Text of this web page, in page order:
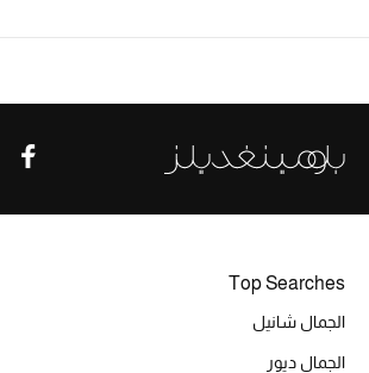
Top Searches
الجمال شانيل
الجمال ديور